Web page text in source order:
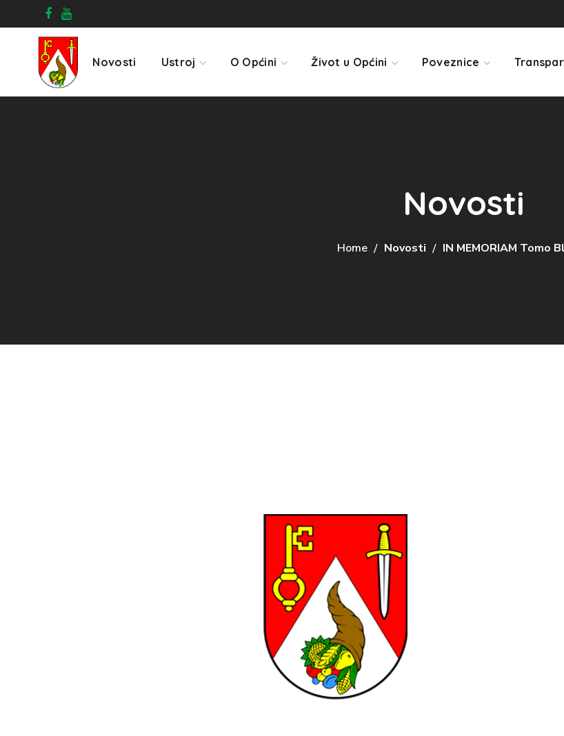
Novosti Ustroj O Općini Život u Općini Poveznice
Novosti
Home Novosti IN MEMORIAM Tomo